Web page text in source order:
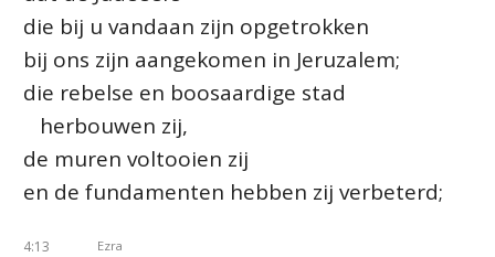
die bij u vandaan zijn opgetrokken
bij ons zijn aangekomen in Jeruzalem;
die rebelse en boosaardige stad
herbouwen zij,
de muren voltooien zij
en de fundamenten hebben zij verbeterd;
4:13 Ezra